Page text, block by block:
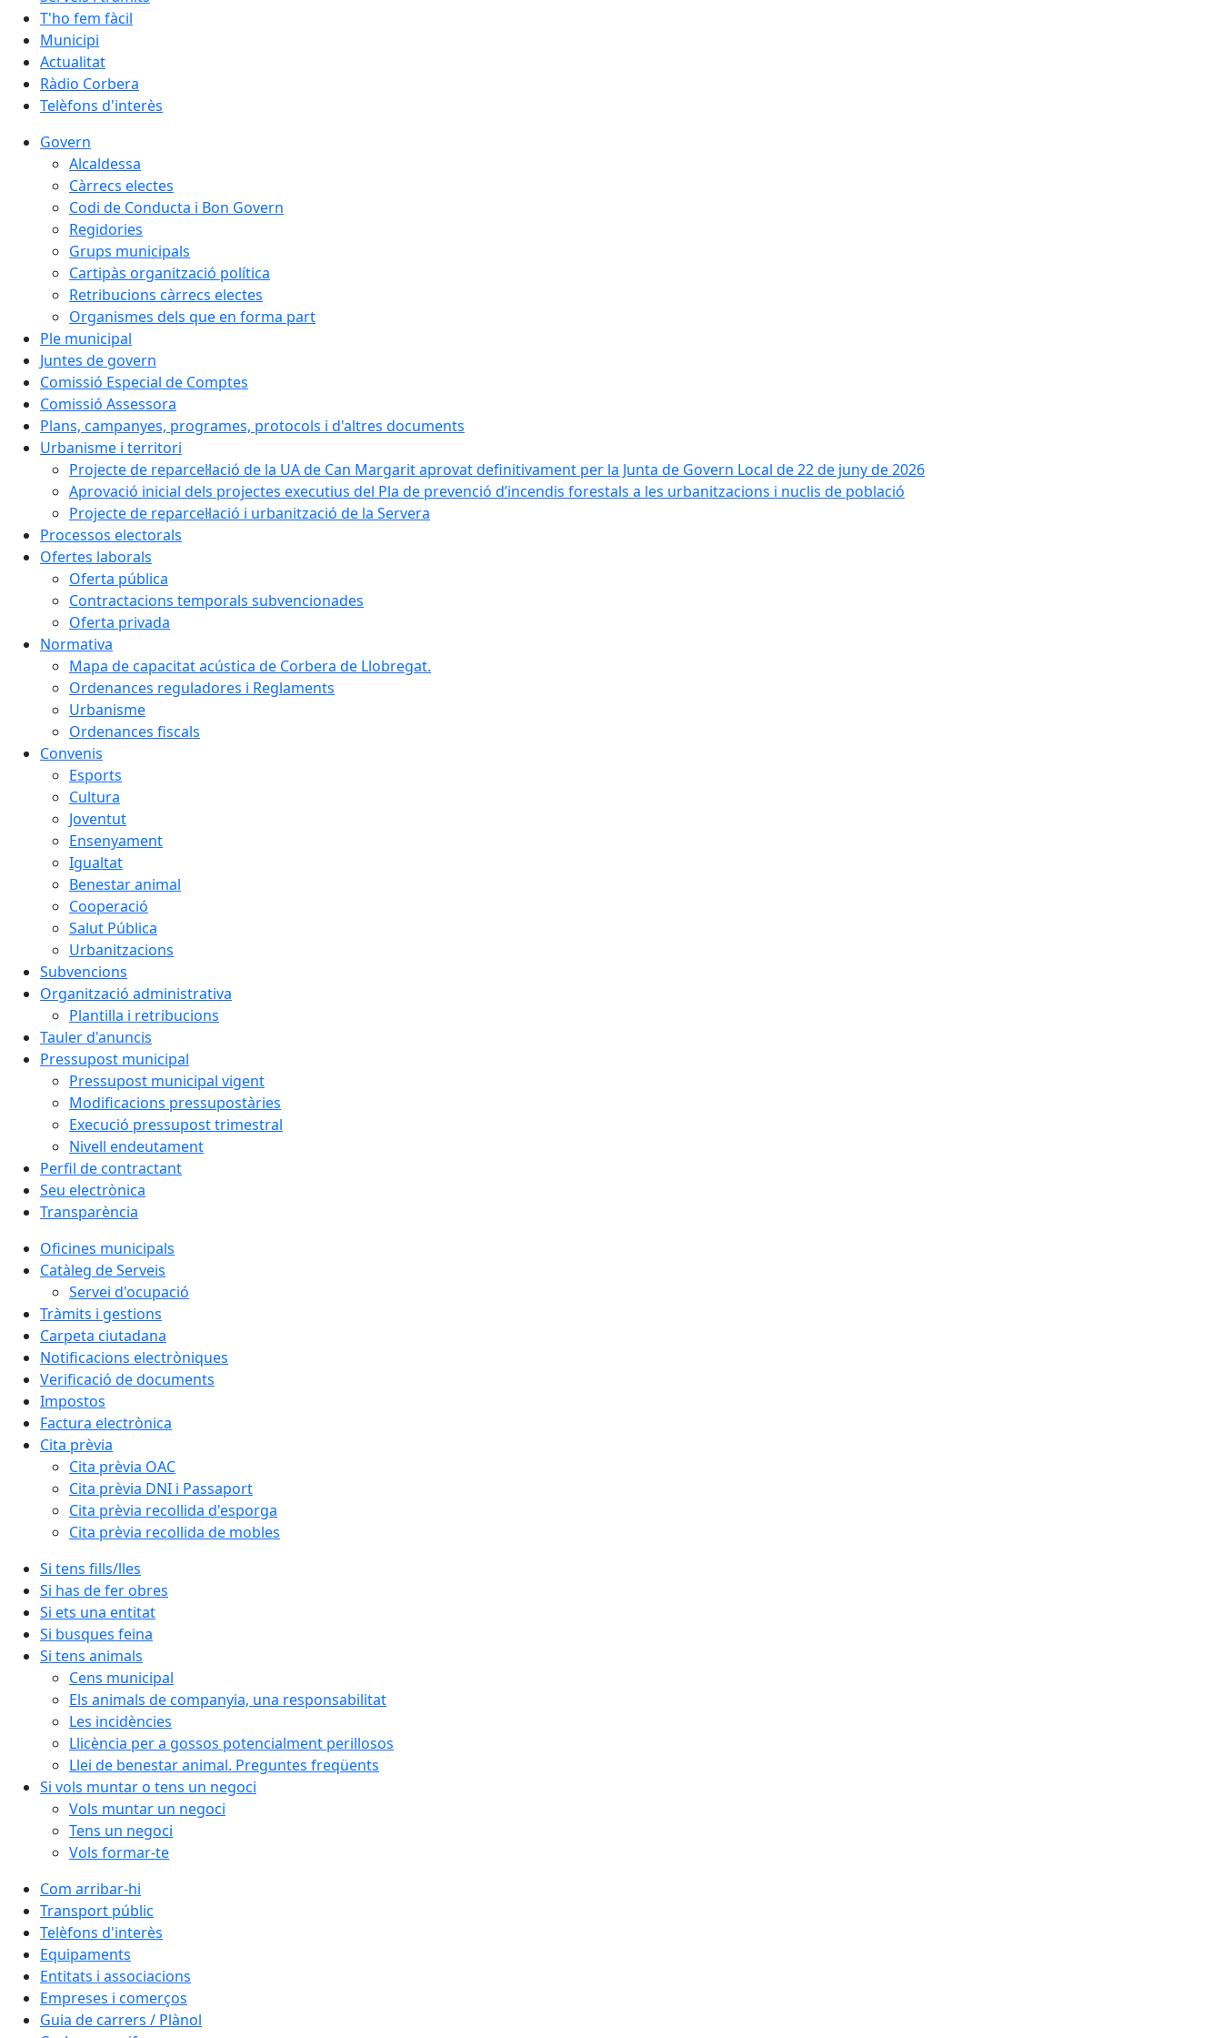
T'ho fem fàcil
Municipi
Actualitat
Ràdio Corbera
Telèfons d'interès
Govern
Alcaldessa
Càrrecs electes
Codi de Conducta i Bon Govern
Regidories
Grups municipals
Cartipàs organització política
Retribucions càrrecs electes
Organismes dels que en forma part
Ple municipal
Juntes de govern
Comissió Especial de Comptes
Comissió Assessora
Plans, campanyes, programes, protocols i d'altres documents
Urbanisme i territori
Projecte de reparcel·lació de la UA de Can Margarit aprovat definitivament per la Junta de Govern Local de 22 de juny de 2026
Aprovació inicial dels projectes executius del Pla de prevenció d’incendis forestals a les urbanitzacions i nuclis de població
Projecte de reparcel·lació i urbanització de la Servera
Processos electorals
Ofertes laborals
Oferta pública
Contractacions temporals subvencionades
Oferta privada
Normativa
Mapa de capacitat acústica de Corbera de Llobregat.
Ordenances reguladores i Reglaments
Urbanisme
Ordenances fiscals
Convenis
Esports
Cultura
Joventut
Ensenyament
Igualtat
Benestar animal
Cooperació
Salut Pública
Urbanitzacions
Subvencions
Organització administrativa
Plantilla i retribucions
Tauler d'anuncis
Pressupost municipal
Pressupost municipal vigent
Modificacions pressupostàries
Execució pressupost trimestral
Nivell endeutament
Perfil de contractant
Seu electrònica
Transparència
Oficines municipals
Catàleg de Serveis
Servei d'ocupació
Tràmits i gestions
Carpeta ciutadana
Notificacions electròniques
Verificació de documents
Impostos
Factura electrònica
Cita prèvia
Cita prèvia OAC
Cita prèvia DNI i Passaport
Cita prèvia recollida d'esporga
Cita prèvia recollida de mobles
Si tens fills/lles
Si has de fer obres
Si ets una entitat
Si busques feina
Si tens animals
Cens municipal
Els animals de companyia, una responsabilitat
Les incidències
Llicència per a gossos potencialment perillosos
Llei de benestar animal. Preguntes freqüents
Si vols muntar o tens un negoci
Vols muntar un negoci
Tens un negoci
Vols formar-te
Com arribar-hi
Transport públic
Telèfons d'interès
Equipaments
Entitats i associacions
Empreses i comerços
Guia de carrers / Plànol